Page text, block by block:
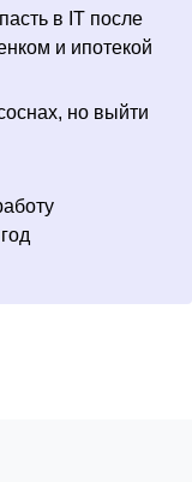
в IT после
и ипотекой
но выйти